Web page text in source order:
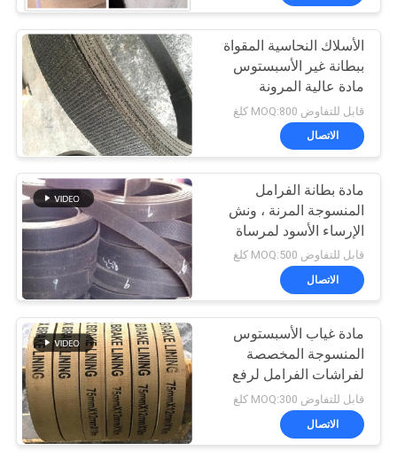
الأسلاك النحاسية المقواة
ببطانة غير الأسبستوس
مادة عالية المرونة
قابل للتفاوض MOQ:800 كلغ
الاتصال
مادة بطانة الفرامل
المنسوجة المرنة ، ونش
الإرساء الأسود لمرساة
الرافعة
قابل للتفاوض MOQ:500 كلغ
الاتصال
مادة غياب الأسبستوس
المنسوجة المخصصة
لفراشات الفرامل لرفع
الرافعة
قابل للتفاوض MOQ:300 كلغ
الاتصال